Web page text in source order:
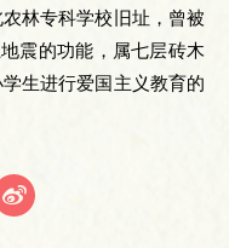
林专科学校旧址，曾被
震的功能，属七层砖木
生进行爱国主义教育的